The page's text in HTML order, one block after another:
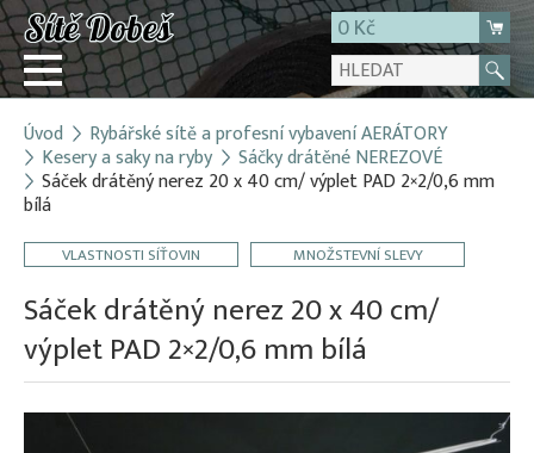
0 Kč
Přihlásit
Registrace
O firmě
Kontakt
Úvod Rybářské sítě a profesní vybavení AERÁTORY
Kesery a saky na ryby Sáčky drátěné NEREZOVÉ
Sáček drátěný nerez 20 x 40 cm/ výplet PAD 2×2/0,6 mm
bílá
VLASTNOSTI SÍŤOVIN MNOŽSTEVNÍ SLEVY
Sáček drátěný nerez 20 x 40 cm/
výplet PAD 2×2/0,6 mm bílá